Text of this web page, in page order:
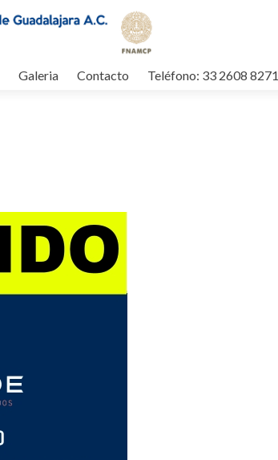
Galeria Contacto Teléfono: 33 2608 8271